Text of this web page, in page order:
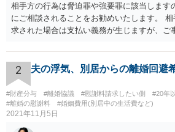
相手方の行為は脅迫罪や強要罪に該当します
にご相談されることをお勧めいたします。
求された場合は支払い義務が生じますが、ご
2 夫の浮気、別居からの離婚回避
#財産分与 #離婚協議 #慰謝料請求したい側
#20年
#離婚の慰謝料
#婚姻費用(別居中の生活費など)
2021年11月5日